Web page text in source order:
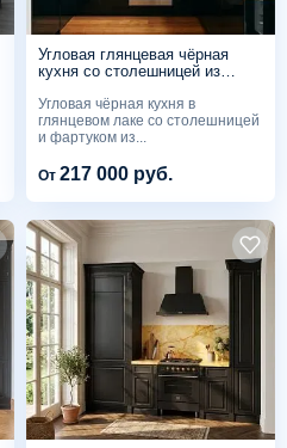
Угловая глянцевая чёрная
кухня со столешницей из
Угловая чёрная кухня в
глянцевом лаке со столешницей
и фартуком из...
От 217 000 руб.